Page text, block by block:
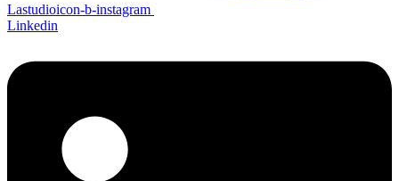
Lastudioicon-b-instagram
Linkedin